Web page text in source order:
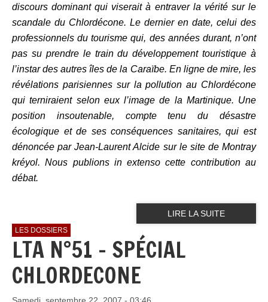
discours dominant qui viserait à entraver la vérité sur le
scandale du Chlordécone. Le dernier en date, celui des
professionnels du tourisme qui, des années durant, n’ont
pas su prendre le train du développement touristique à
l’instar des autres îles de la Caraïbe. En ligne de mire, les
révélations parisiennes sur la pollution au Chlordécone
qui terniraient selon eux l’image de la Martinique. Une
position insoutenable, compte tenu du désastre
écologique et de ses conséquences sanitaires, qui est
dénoncée par Jean-Laurent Alcide sur le site de Montray
kréyol. Nous publions in extenso cette contribution au
débat.
LIRE LA SUITE
LES DOSSIERS
LTA N°51 - SPÉCIAL
CHLORDECONE